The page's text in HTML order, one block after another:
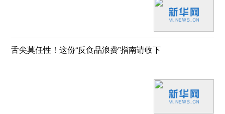
舌尖莫任性！这份“反食品浪费”指南请收下